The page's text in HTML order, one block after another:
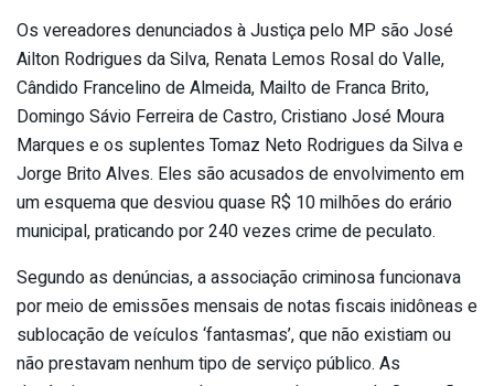
Os vereadores denunciados à Justiça pelo MP são José
Ailton Rodrigues da Silva, Renata Lemos Rosal do Valle,
Cândido Francelino de Almeida, Mailto de Franca Brito,
Domingo Sávio Ferreira de Castro, Cristiano José Moura
Marques e os suplentes Tomaz Neto Rodrigues da Silva e
Jorge Brito Alves. Eles são acusados de envolvimento em
um esquema que desviou quase R$ 10 milhões do erário
municipal, praticando por 240 vezes crime de peculato.
Segundo as denúncias, a associação criminosa funcionava
por meio de emissões mensais de notas fiscais inidôneas e
sublocação de veículos ‘fantasmas’, que não existiam ou
não prestavam nenhum tipo de serviço público. As